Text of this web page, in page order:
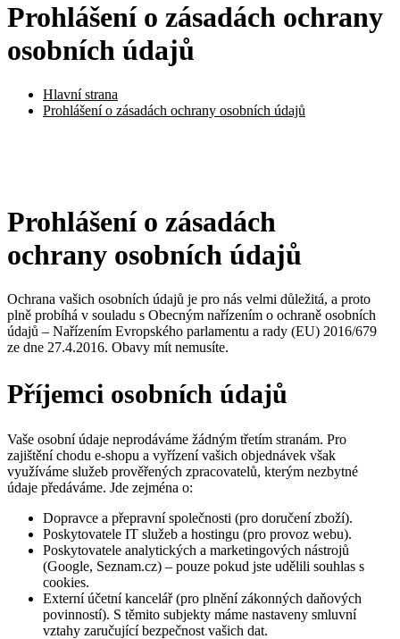
Prohlášení o zásadách ochrany
osobních údajů
Hlavní strana
Prohlášení o zásadách ochrany osobních údajů
Prohlášení o zásadách
ochrany osobních údajů
Ochrana vašich osobních údajů je pro nás velmi důležitá, a proto
plně probíhá v souladu s Obecným nařízením o ochraně osobních
údajů – Nařízením Evropského parlamentu a rady (EU) 2016/679
ze dne 27.4.2016. Obavy mít nemusíte.
Příjemci osobních údajů
Vaše osobní údaje neprodáváme žádným třetím stranám. Pro
zajištění chodu e-shopu a vyřízení vašich objednávek však
využíváme služeb prověřených zpracovatelů, kterým nezbytné
údaje předáváme. Jde zejména o:
Dopravce a přepravní společnosti (pro doručení zboží).
Poskytovatele IT služeb a hostingu (pro provoz webu).
Poskytovatele analytických a marketingových nástrojů
(Google, Seznam.cz) – pouze pokud jste udělili souhlas s
cookies.
Externí účetní kancelář (pro plnění zákonných daňových
povinností). S těmito subjekty máme nastaveny smluvní
vztahy zaručující bezpečnost vašich dat.